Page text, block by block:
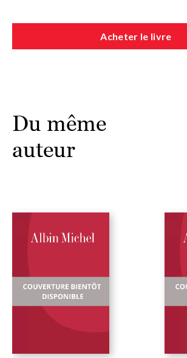
Acheter le livre
Du même
auteur